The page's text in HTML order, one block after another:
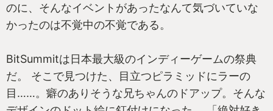
のに、そんなイベントがあったなんて気づいていな
かったのは不覚中の不覚である。
BitSummitは日本最大級のインディーゲームの祭典
だ。 そこで見つけた、目立つピラミッドにラーの
目……。癖のありそうな兄ちゃんのドアップ。そんな